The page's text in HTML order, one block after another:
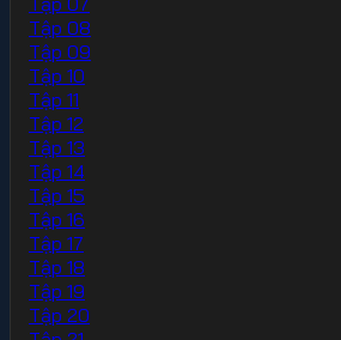
Tập 08
Tập 09
Tập 10
Tập 11
Tập 12
Tập 13
Tập 14
Tập 15
Tập 16
Tập 17
Tập 18
Tập 19
Tập 20